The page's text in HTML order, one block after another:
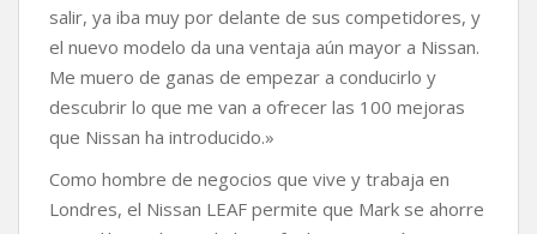
salir, ya iba muy por delante de sus competidores, y
el nuevo modelo da una ventaja aún mayor a Nissan.
Me muero de ganas de empezar a conducirlo y
descubrir lo que me van a ofrecer las 100 mejoras
que Nissan ha introducido.»
Como hombre de negocios que vive y trabaja en
Londres, el Nissan LEAF permite que Mark se ahorre